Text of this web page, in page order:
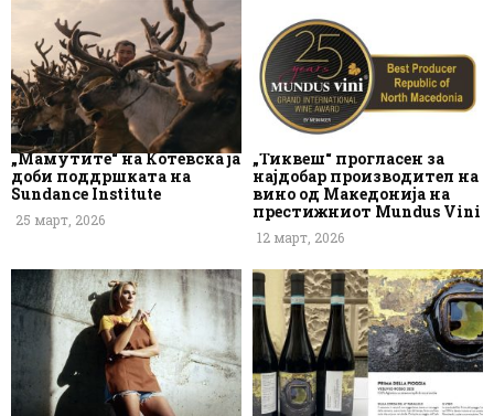
„Мамутите“ на Котевска ја
доби поддршката на
Sundance Institute
25 март, 2026
„Тиквеш“ прогласен за
најдобар производител на
вино од Македонија на
престижниот Mundus Vini
12 март, 2026